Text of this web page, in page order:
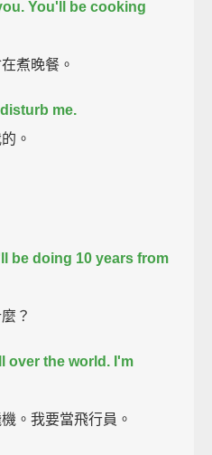
You'll be cooking
煮晚餐。
me.
。
be doing 10 years from
？
over the world. I'm
。我要當飛行員。